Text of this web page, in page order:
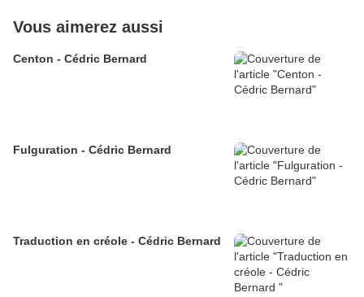
Vous aimerez aussi
Centon - Cédric Bernard
Fulguration - Cédric Bernard
Traduction en créole - Cédric Bernard